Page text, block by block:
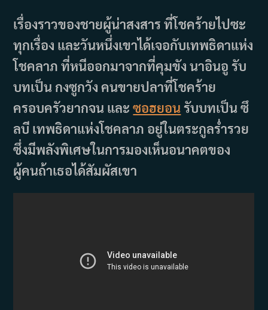
เรื่องราวของชายผู้น่าสงสาร ที่โชคร้ายไปซะ
ทุกเรื่อง และวันหนึ่งเขาได้เจอกับเทพธิดาแห่ง
โชคลาภ ที่หนีออกมาจากที่คุมขัง นาอินอู รับ
บทเป็น กงซูกวัง คนขายปลาที่โชคร้าย
ครอบครัวยากจน และซอฮยอนรับบทเป็น ซึ
ลบี เทพธิดาแห่งโชคลาภ อยู่ในตระกูลร่ำรวย
ซึ่งมีพลังพิเศษในการมองเห็นอนาคตของ
ผู้คนถ้าเธอได้สัมผัสเขา